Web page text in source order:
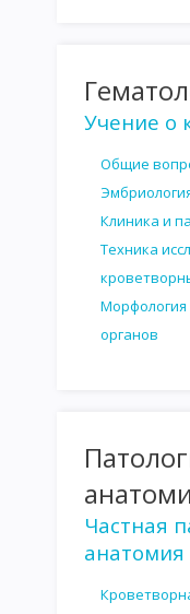
ТЕОРИИ
РЕАКЦИЯ
АНАФИЛАКСИЯ
СЫВОРОТОЧНАЯ
ПНЕВМОКОККИ
ВОЗБУДИТЕЛИ
КЛОСТРИДИ
Учение о
Общие
Клиника и
Техника
органов
Частная
анатомия